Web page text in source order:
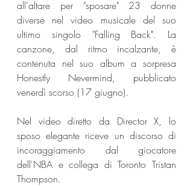
all'altare per "sposare" 23 donne
diverse nel video musicale del suo
ultimo singolo "Falling Back". La
canzone, dal ritmo incalzante, è
contenuta nel suo album a sorpresa
Honestly Nevermind, pubblicato
venerdì scorso (17 giugno).
Nel video diretto da Director X, lo
sposo elegante riceve un discorso di
incoraggiamento dal giocatore
dell'NBA e collega di Toronto Tristan
Thompson.